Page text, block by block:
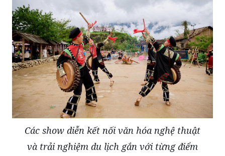
Các show diễn kết nối văn hóa nghệ thuật
và trải nghiệm du lịch gắn với từng điểm